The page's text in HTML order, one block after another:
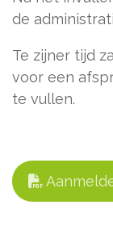
de
Te zijner tijd
voor een
te vullen.